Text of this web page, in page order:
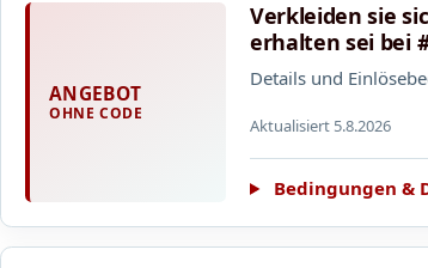
ANGEBOT
OHNE CODE
Verkleiden sie
erhalten sei bei
Details und
Aktualisiert 5.8.2026
Bedingungen &